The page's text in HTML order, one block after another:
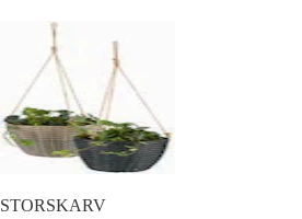
STORSKARV